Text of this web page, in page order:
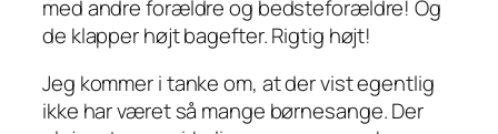
med andre forældre og bedsteforældre! Og
de klapper højt bagefter. Rigtig højt!
Jeg kommer i tanke om, at der vist egentlig
ikke har været så mange børnesange. Der